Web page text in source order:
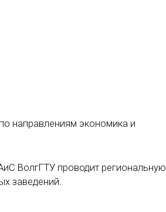
направлениям экономика и
ВолгГТУ проводит региональную
заведений.